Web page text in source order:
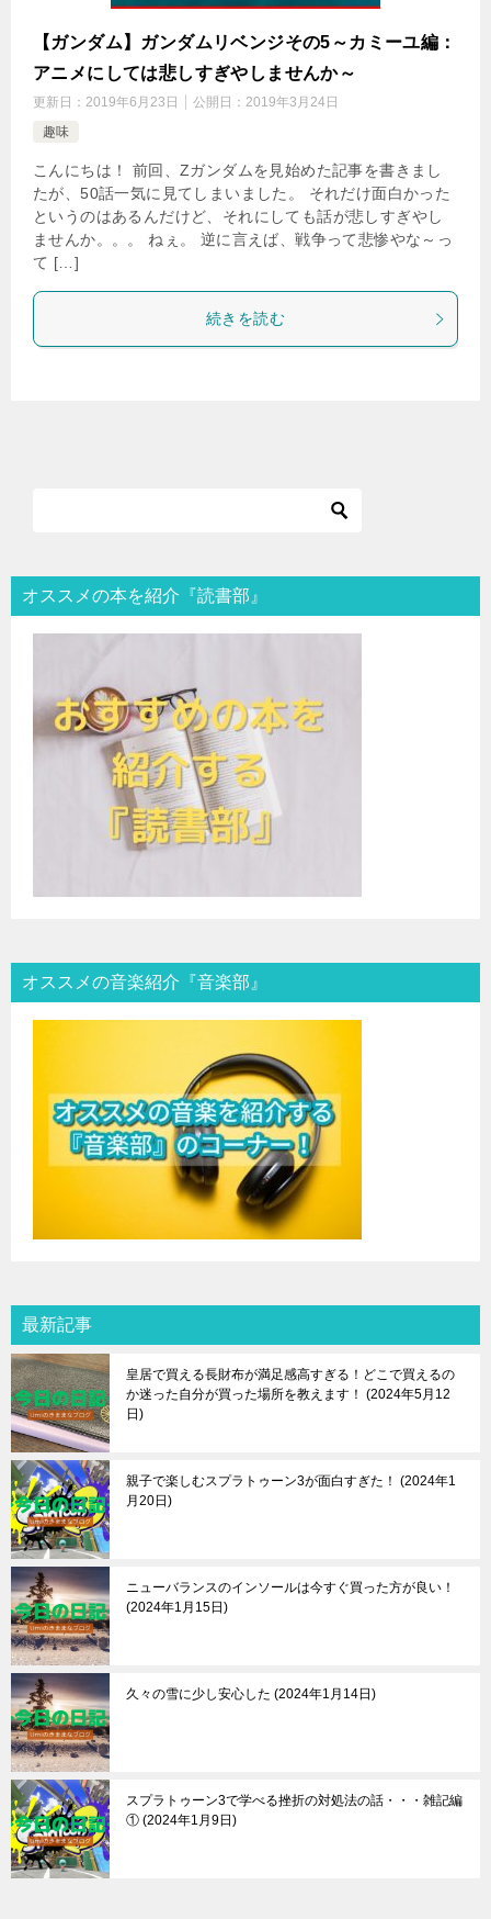
【ガンダム】ガンダムリベンジその5～カミーユ編：
アニメにしては悲しすぎやしませんか～
更新日： 2019年6月23日 公開日： 2019年3月24日
趣味
こんにちは！ 前回、Zガンダムを見始めた記事を書きまし
たが、50話一気に見てしまいました。 それだけ面白かった
というのはあるんだけど、それにしても話が悲しすぎやし
ませんか。。。 ねぇ。 逆に言えば、戦争って悲惨やな～っ
て […]
続きを読む
オススメの本を紹介『読書部』
オススメの音楽紹介『音楽部』
最新記事
皇居で買える長財布が満足感高すぎる！どこで買えるの
か迷った自分が買った場所を教えます！
2024年5月12
日
親子で楽しむスプラトゥーン3が面白すぎた！
2024年1
月20日
ニューバランスのインソールは今すぐ買った方が良い！
2024年1月15日
久々の雪に少し安心した 2024年1月14日
スプラトゥーン3で学べる挫折の対処法の話・・・雑記編
① 2024年1月9日